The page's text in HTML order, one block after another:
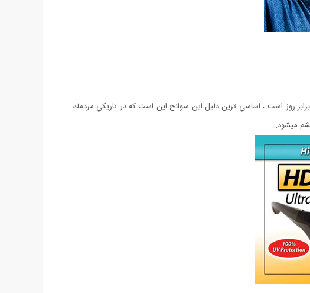
روز است ، اساسي ترين دليل اين سوانح اين است كه در تاريكي مردمك
ميشود…